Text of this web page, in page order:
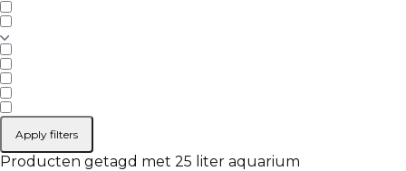
Apply filters
Producten getagd met 25 liter aquarium